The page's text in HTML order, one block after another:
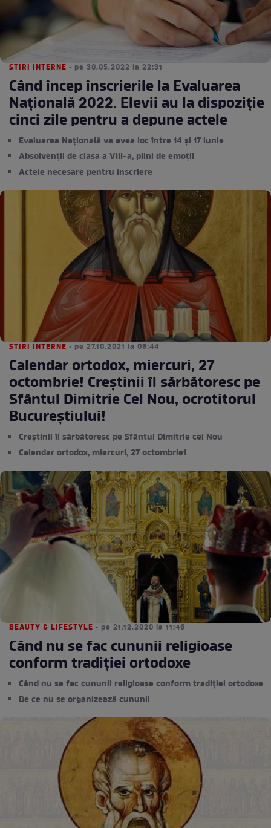
STIRI INTERNE • pe 30.05.2022 la 22:31
Când încep înscrierile la Evaluarea
Națională 2022. Elevii au la dispoziție
cinci zile pentru a depune actele
Evaluarea Națională va avea loc între 14 și 17 iunie
Absolvenţii de clasa a VIII-a, plini de emoții
Actele necesare pentru înscriere
STIRI INTERNE • pe 27.10.2021 la 08:44
Calendar ortodox, miercuri, 27
octombrie! Creștinii îl sărbătoresc pe
Sfântul Dimitrie Cel Nou, ocrotitorul
Bucureştiului!
Creștinii îl sărbătoresc pe Sfântul Dimitrie cel Nou
Calendar ortodox, miercuri, 27 octombrie1
BEAUTY & LIFESTYLE • pe 21.12.2020 la 11:46
Când nu se fac cununii religioase
conform tradiției ortodoxe
Când nu se fac cununii religioase conform tradiției ortodoxe
De ce nu se organizează cununii